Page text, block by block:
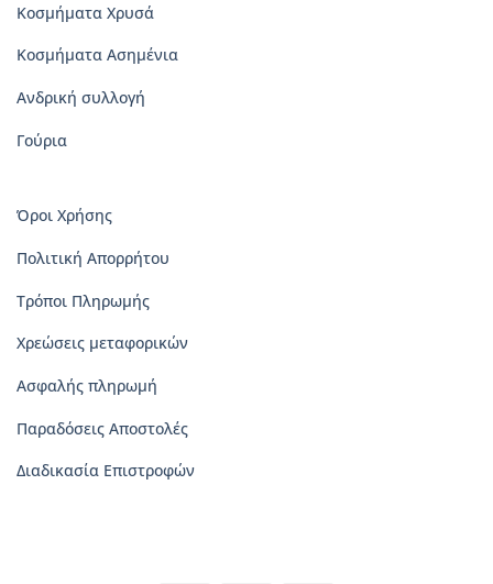
Κοσμήματα Χρυσά
Κοσμήματα Ασημένια
Ανδρική συλλογή
Γούρια
Όροι Χρήσης
Πολιτική Απορρήτου
Τρόποι Πληρωμής
Χρεώσεις μεταφορικών
Ασφαλής πληρωμή
Παραδόσεις Αποστολές
Διαδικασία Επιστροφών